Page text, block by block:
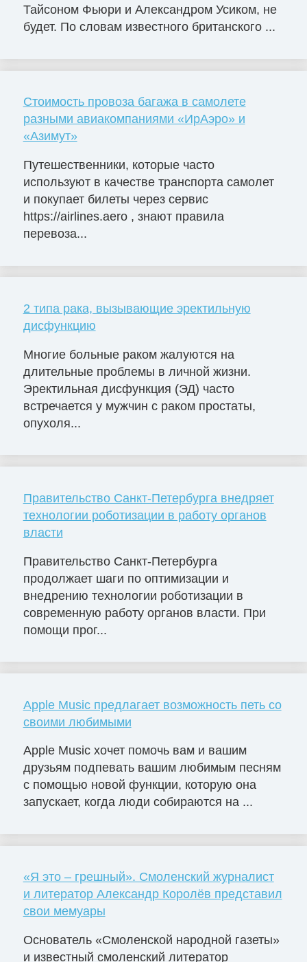
Тайсоном Фьюри и Александром Усиком, не
будет. По словам известного британского ...
Стоимость провоза багажа в самолете
разными авиакомпаниями «ИрАэро» и
«Азимут»
Путешественники, которые часто
используют в качестве транспорта самолет
и покупает билеты через сервис
https://airlines.aero , знают правила
перевоза...
2 типа рака, вызывающие эректильную
дисфункцию
Многие больные раком жалуются на
длительные проблемы в личной жизни.
Эректильная дисфункция (ЭД) часто
встречается у мужчин с раком простаты,
опухоля...
Правительство Санкт-Петербурга внедряет
технологии роботизации в работу органов
власти
Правительство Санкт-Петербурга
продолжает шаги по оптимизации и
внедрению технологии роботизации в
современную работу органов власти. При
помощи прог...
Apple Music предлагает возможность петь со
своими любимыми
Apple Music хочет помочь вам и вашим
друзьям подпевать вашим любимым песням
с помощью новой функции, которую она
запускает, когда люди собираются на ...
«Я это – грешный». Смоленский журналист
и литератор Александр Королёв представил
свои мемуары
Основатель «Смоленской народной газеты»
и известный смоленский литератор